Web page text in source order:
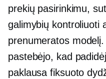
prekių pasirinkimu,
galimybių kontroliuoti
prenumeratos
pastebėjo, kad
paklausafiksuoto